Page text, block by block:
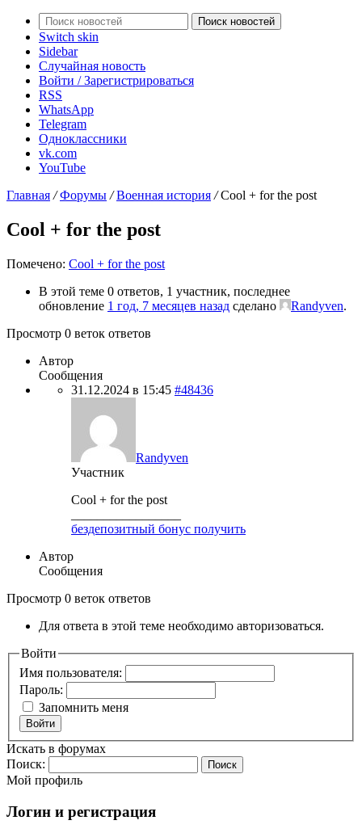
Поиск новостей
Switch skin
Sidebar
Случайная новость
Войти / Зарегистрироваться
RSS
WhatsApp
Telegram
Одноклассники
vk.com
YouTube
Главная / Форумы / Военная история / Cool + for the post
Cool + for the post
Помечено: Cool + for the post
В этой теме 0 ответов, 1 участник, последнее
обновление 1 год, 7 месяцев назад сделано Randyven.
Просмотр 0 веток ответов
Автор
Сообщения
31.12.2024 в 15:45 #48436
Randyven
Участник
Cool + for the post
бездепозитный бонус получить
Автор
Сообщения
Просмотр 0 веток ответов
Для ответа в этой теме необходимо авторизоваться.
Войти
Имя пользователя:
Пароль:
Запомнить меня
Войти
Искать в форумах
Поиск:
Мой профиль
Логин и регистрация